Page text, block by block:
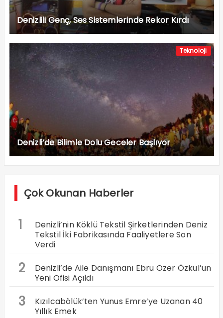
Denizlili Genç, Ses Sistemlerinde Rekor Kırdı
Teknoloji
Denizli’de Bilimle Dolu Geceler Başlıyor
Çok Okunan Haberler
1
Denizli’nin Köklü Tekstil Şirketlerinden Deniz
Tekstil İki Fabrikasında Faaliyetlere Son
Verdi
2
Denizli’de Aile Danışmanı Ebru Özer Özkul’un
Yeni Ofisi Açıldı
3
Kızılcabölük’ten Yunus Emre’ye Uzanan 40
Yıllık Emek